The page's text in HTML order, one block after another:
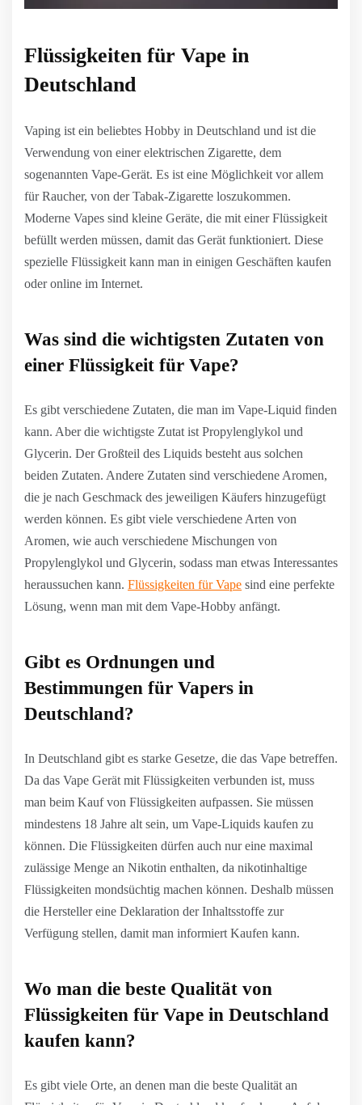
Flüssigkeiten für Vape in
Deutschland
Vaping ist ein beliebtes Hobby in Deutschland und ist die
Verwendung von einer elektrischen Zigarette, dem
sogenannten Vape-Gerät. Es ist eine Möglichkeit vor allem
für Raucher, von der Tabak-Zigarette loszukommen.
Moderne Vapes sind kleine Geräte, die mit einer Flüssigkeit
befüllt werden müssen, damit das Gerät funktioniert. Diese
spezielle Flüssigkeit kann man in einigen Geschäften kaufen
oder online im Internet.
Was sind die wichtigsten Zutaten von
einer Flüssigkeit für Vape?
Es gibt verschiedene Zutaten, die man im Vape-Liquid finden
kann. Aber die wichtigste Zutat ist Propylenglykol und
Glycerin. Der Großteil des Liquids besteht aus solchen
beiden Zutaten. Andere Zutaten sind verschiedene Aromen,
die je nach Geschmack des jeweiligen Käufers hinzugefügt
werden können. Es gibt viele verschiedene Arten von
Aromen, wie auch verschiedene Mischungen von
Propylenglykol und Glycerin, sodass man etwas Interessantes
heraussuchen kann. Flüssigkeiten für Vape sind eine perfekte
Lösung, wenn man mit dem Vape-Hobby anfängt.
Gibt es Ordnungen und
Bestimmungen für Vapers in
Deutschland?
In Deutschland gibt es starke Gesetze, die das Vape betreffen.
Da das Vape Gerät mit Flüssigkeiten verbunden ist, muss
man beim Kauf von Flüssigkeiten aufpassen. Sie müssen
mindestens 18 Jahre alt sein, um Vape-Liquids kaufen zu
können. Die Flüssigkeiten dürfen auch nur eine maximal
zulässige Menge an Nikotin enthalten, da nikotinhaltige
Flüssigkeiten mondsüchtig machen können. Deshalb müssen
die Hersteller eine Deklaration der Inhaltsstoffe zur
Verfügung stellen, damit man informiert Kaufen kann.
Wo man die beste Qualität von
Flüssigkeiten für Vape in Deutschland
kaufen kann?
Es gibt viele Orte, an denen man die beste Qualität an